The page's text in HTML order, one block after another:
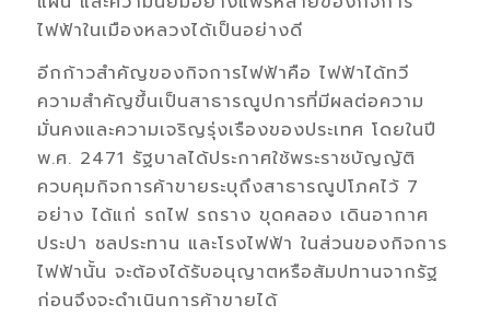
ไฟฟ้าในเมืองหลวงได้เป็นอย่างดี
อีกก้าวสำคัญของกิจการไฟฟ้าคือ ไฟฟ้าได้ทวี
ความสำคัญขึ้นเป็นสาธารณูปการที่มีผลต่อความ
มั่นคงและความเจริญรุ่งเรืองของประเทศ โดยในปี
พ.ศ. 2471 รัฐบาลได้ประกาศใช้พระราชบัญญัติ
ควบคุมกิจการค้าขายระบุถึงสาธารณูปโภคไว้ 7
อย่าง ได้แก่ รถไฟ รถราง ขุดคลอง เดินอากาศ
ประปา ชลประทาน และโรงไฟฟ้า ในส่วนของกิจการ
ไฟฟ้านั้น จะต้องได้รับอนุญาตหรือสัมปทานจากรัฐ
ก่อนจึงจะดำเนินการค้าขายได้